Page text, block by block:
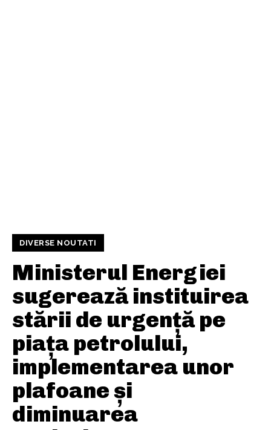
DIVERSE NOUTATI
Ministerul Energiei
sugerează instituirea
stării de urgență pe
piața petrolului,
implementarea unor
plafoane și
diminuarea